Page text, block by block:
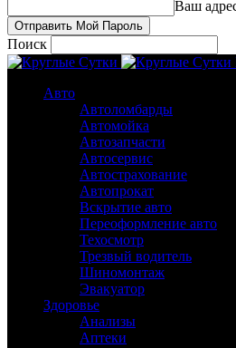
Ваш
Поиск
Авто
Автоломбарды
Автомойка
Автозапчасти
Автосервис
Автострахование
Автопрокат
Вскрытие авто
Переоформление авто
Техосмотр
Трезвый водитель
Шиномонтаж
Эвакуатор
Здоровье
Анализы
Аптеки